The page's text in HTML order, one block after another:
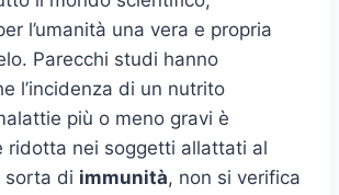
l’umanità una vera e propria
Parecchi studi hanno
l’incidenza di un nutrito
più o meno gravi è
ridotta nei soggetti allattati al
sorta di immunità, non si verifica